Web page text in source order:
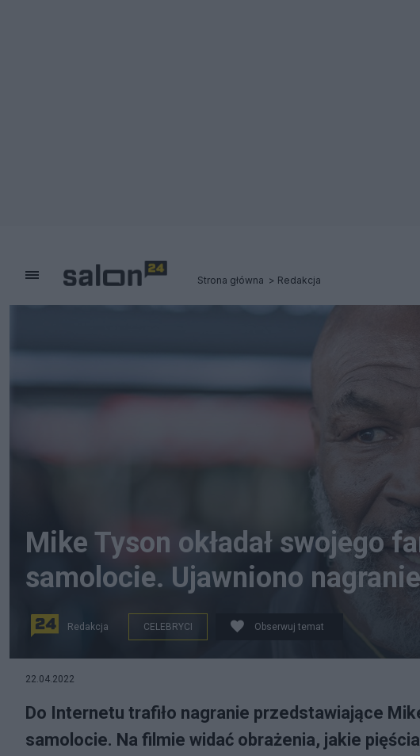
Strona główna Redakcja
Mike Tyson okładał swojego
samolocie. Ujawniono nagranie
Redakcja CELEBRYCI Obserwuj temat
22.04.2022
Do Internetu trafiło nagranie przedstawiające
samolocie. Na filmie widać obrażenia, jakie